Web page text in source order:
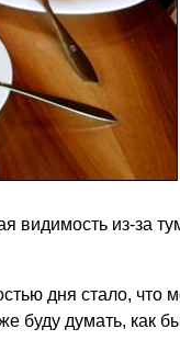
видимость из-за
дня стало, что
буду думать, как